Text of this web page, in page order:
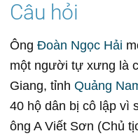
ÔngĐoàn Ngọc Hải
một người tự xưng là
Giang, tỉnhQuảng
40 hộ dân bị cô lập vì
ông A Viết Sơn (Chủ